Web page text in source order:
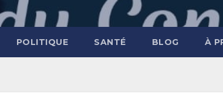
POLITIQUE SANTÉ BLOG À